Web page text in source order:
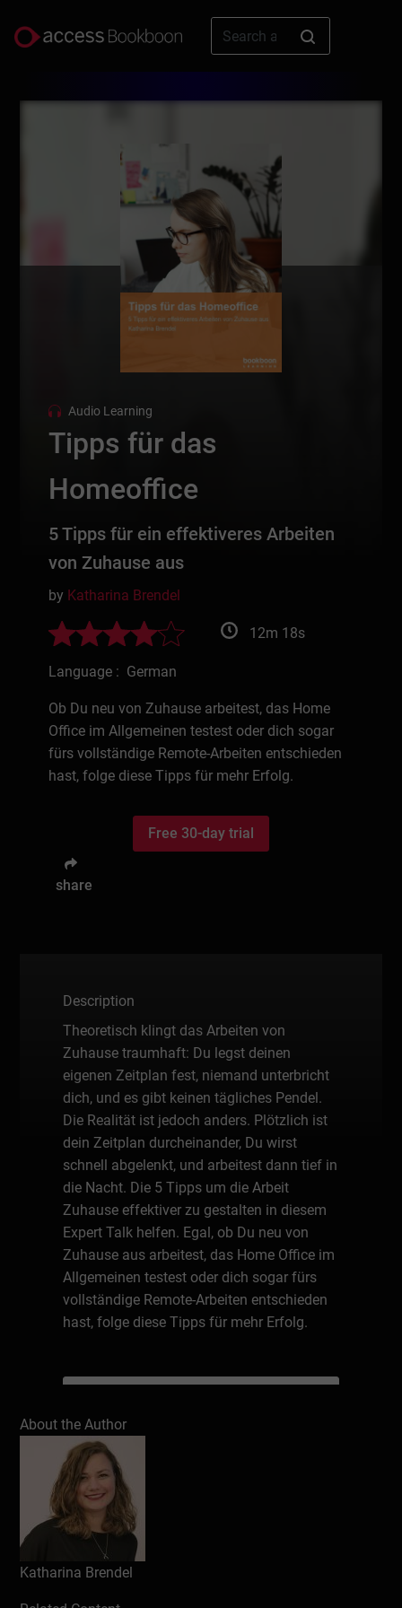
Audio Learning
Tipps für das
Homeoffice
5 Tipps für ein effektiveres Arbeiten
von Zuhause aus
by Katharina Brendel
12m 18s
Language : German
Ob Du neu von Zuhause arbeitest, das Home
Office im Allgemeinen testest oder dich sogar
fürs vollständige Remote-Arbeiten entschieden
hast, folge diese Tipps für mehr Erfolg.
Free 30-day trial
share
Description
Theoretisch klingt das Arbeiten von
Zuhause traumhaft: Du legst deinen
eigenen Zeitplan fest, niemand unterbricht
dich, und es gibt keinen tägliches Pendel.
Die Realität ist jedoch anders. Plötzlich ist
dein Zeitplan durcheinander, Du wirst
schnell abgelenkt, und arbeitest dann tief in
die Nacht. Die 5 Tipps um die Arbeit
Zuhause effektiver zu gestalten in diesem
Expert Talk helfen. Egal, ob Du neu von
Zuhause aus arbeitest, das Home Office im
Allgemeinen testest oder dich sogar fürs
vollständige Remote-Arbeiten entschieden
hast, folge diese Tipps für mehr Erfolg.
About the Author
Katharina Brendel